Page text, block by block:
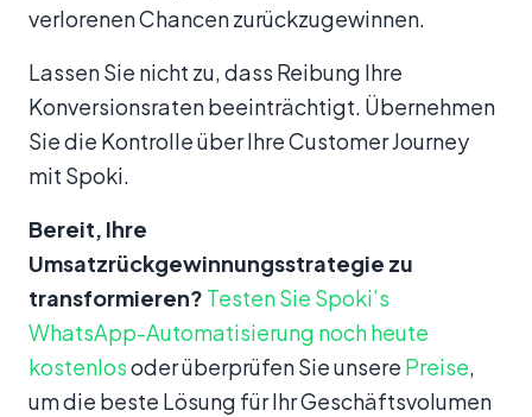
verlorenen Chancen zurückzugewinnen.
Lassen Sie nicht zu, dass Reibung Ihre
Konversionsraten beeinträchtigt. Übernehmen
Sie die Kontrolle über Ihre Customer Journey
mit Spoki.
Bereit, Ihre
Umsatzrückgewinnungsstrategie zu
transformieren? Testen Sie Spoki’s
WhatsApp-Automatisierung noch heute
kostenlosoder überprüfen Sie unsere Preise,
um die beste Lösung für Ihr Geschäftsvolumen